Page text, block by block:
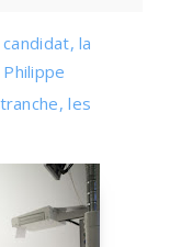
la
les